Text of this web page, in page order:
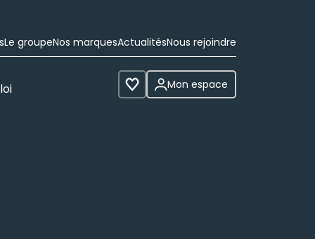
Le groupeNos marquesActualitésNous rejoindre
Voir les favoris
Mon espace